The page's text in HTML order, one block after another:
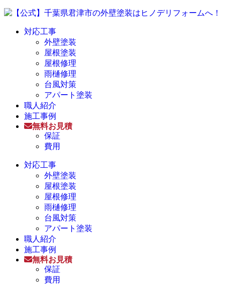
対応工事
外壁塗装
屋根塗装
屋根修理
雨樋修理
台風対策
アパート塗装
職人紹介
施工事例
無料お見積
保証
費用
対応工事
外壁塗装
屋根塗装
屋根修理
雨樋修理
台風対策
アパート塗装
職人紹介
施工事例
無料お見積
保証
費用